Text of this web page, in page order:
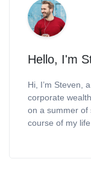
Hello, I'm
Hi, I’m Steven,
corporate
on a summer of
course of my